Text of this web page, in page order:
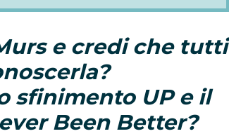
e credi che tutti
sfinimento UP e il
Been Better?